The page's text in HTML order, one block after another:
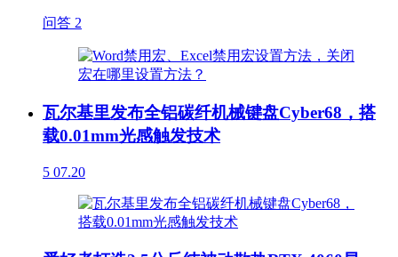
问答 2
瓦尔基里发布全铝碳纤机械键盘Cyber68，搭
载0.01mm光感触发技术
5 07.20